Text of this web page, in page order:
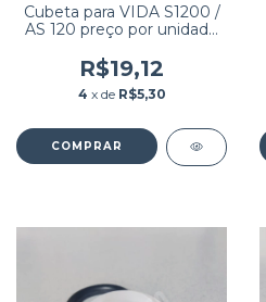
Cubeta para VIDA S1200 /
AS 120 preço por unidade
unidades)
R$19,12
4 x de R$5,30